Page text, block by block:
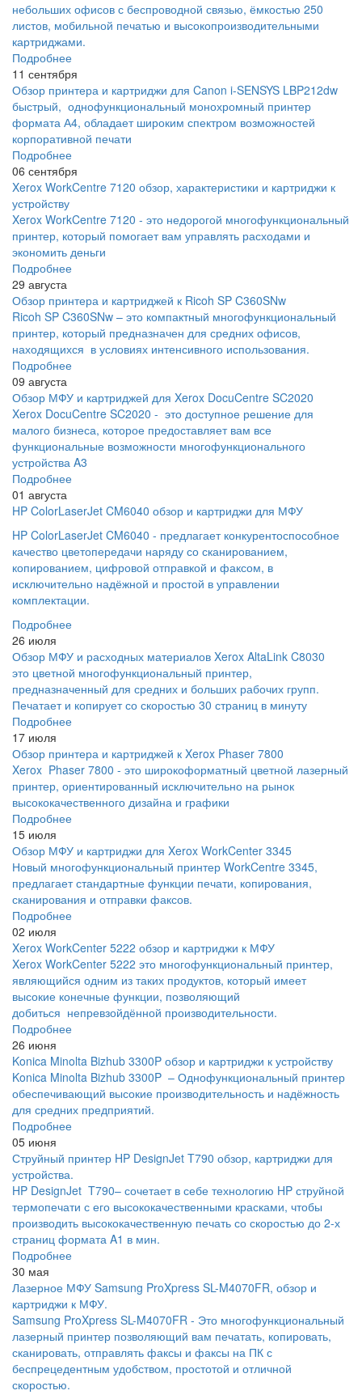
небольших офисов с беспроводной связью, ёмкостью 250
листов, мобильной печатью и высокопроизводительными
картриджами.
Подробнее
11 сентября
Обзор принтера и картриджи для Canon i-SENSYS LBP212dw
быстрый, однофункциональный монохромный принтер
формата А4, обладает широким спектром возможностей
корпоративной печати
Подробнее
06 сентября
Xerox WorkCentre 7120 обзор, характеристики и картриджи к
устройству
Xerox WorkCentre 7120 - это недорогой многофункциональный
принтер, который помогает вам управлять расходами и
экономить деньги
Подробнее
29 августа
Обзор принтера и картриджей к Ricoh SP C360SNw
Ricoh SP C360SNw – это компактный многофункциональный
принтер, который предназначен для средних офисов,
находящихся в условиях интенсивного использования.
Подробнее
09 августа
Обзор МФУ и картриджей для Xerox DocuCentre SC2020
Xerox DocuCentre SC2020 - это доступное решение для
малого бизнеса, которое предоставляет вам все
функциональные возможности многофункционального
устройства A3
Подробнее
01 августа
HP ColorLaserJet CM6040 обзор и картриджи для МФУ
HP ColorLaserJet CM6040 - предлагает конкурентоспособное
качество цветопередачи наряду со сканированием,
копированием, цифровой отправкой и факсом, в
исключительно надёжной и простой в управлении
комплектации.
Подробнее
26 июля
Обзор МФУ и расходных материалов Xerox AltaLink C8030
это цветной многофункциональный принтер,
предназначенный для средних и больших рабочих групп.
Печатает и копирует со скоростью 30 страниц в минуту
Подробнее
17 июля
Обзор принтера и картриджей к Xerox Phaser 7800
Xerox Phaser 7800 - это широкоформатный цветной лазерный
принтер, ориентированный исключительно на рынок
высококачественного дизайна и графики
Подробнее
15 июля
Обзор МФУ и картриджи для Xerox WorkCenter 3345
Новый многофункциональный принтер WorkCentre 3345,
предлагает стандартные функции печати, копирования,
сканирования и отправки факсов.
Подробнее
02 июля
Xerox WorkCenter 5222 обзор и картриджи к МФУ
Xerox WorkCenter 5222 это многофункциональный принтер,
являющийся одним из таких продуктов, который имеет
высокие конечные функции, позволяющий
добиться непревзойдённой производительности.
Подробнее
26 июня
Konica Minolta Bizhub 3300P обзор и картриджи к устройству
Konica Minolta Bizhub 3300P – Однофункциональный принтер
обеспечивающий высокие производительность и надёжность
для средних предприятий.
Подробнее
05 июня
Струйный принтер HP DesignJet T790 обзор, картриджи для
устройства.
HP DesignJet T790– сочетает в себе технологию HP струйной
термопечати с его высококачественными красками, чтобы
производить высококачественную печать со скоростью до 2-х
страниц формата A1 в мин.
Подробнее
30 мая
Лазерное МФУ Samsung ProXpress SL-M4070FR, обзор и
картриджи к МФУ.
Samsung ProXpress SL-M4070FR - Это многофункциональный
лазерный принтер позволяющий вам печатать, копировать,
сканировать, отправлять факсы и факсы на ПК с
беспрецедентным удобством, простотой и отличной
скоростью.